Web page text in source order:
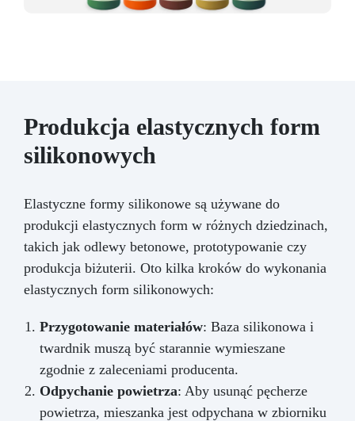
Produkcja elastycznych form
silikonowych
Elastyczne formy silikonowe są używane do
produkcji elastycznych form w różnych dziedzinach,
takich jak odlewy betonowe, prototypowanie czy
produkcja biżuterii. Oto kilka kroków do wykonania
elastycznych form silikonowych:
Przygotowanie materiałów: Baza silikonowa i
twardnik muszą być starannie wymieszane
zgodnie z zaleceniami producenta.
Odpychanie powietrza: Aby usunąć pęcherze
powietrza, mieszanka jest odpychana w zbiorniku